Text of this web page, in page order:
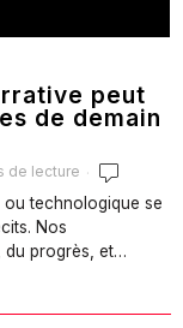
peut
de demain
de lecture
technologique se
Nos
du progrès, et…